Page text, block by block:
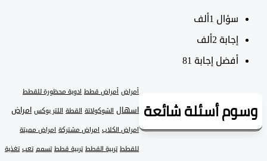
سؤال1ألف
‫إجابة 2ألف
أفضل إجابة 81
أسئلة شائعة
أمراض قطط ادوية محظورة للقطط
اسهال الشوكولاتة القطة اللتر بوكس امراض
امراض الكلاب امراض مشتركة امراض مميتة
تربية القطط تربية قطط تسمم تعب تغذية